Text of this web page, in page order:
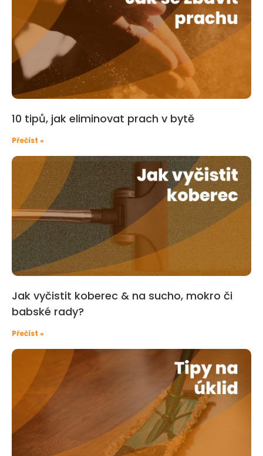
10 tipů, jak eliminovat prach v bytě
Přečíst »
Jak vyčistit koberec & na sucho, mokro či
babské rady?
Přečíst »